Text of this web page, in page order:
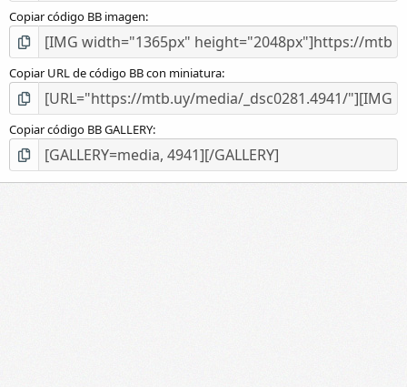
)
Copiar código BB imagen
Copiar URL de código BB con miniatura
Copiar código BB GALLERY